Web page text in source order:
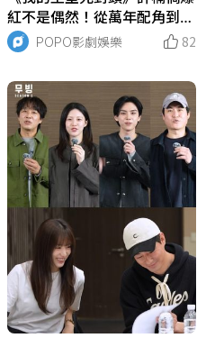
紅不是偶然！從萬年配角到財
閥男神，7年熬出人生代表
作，一起走進「車世界」！
POPO影劇娛樂 82